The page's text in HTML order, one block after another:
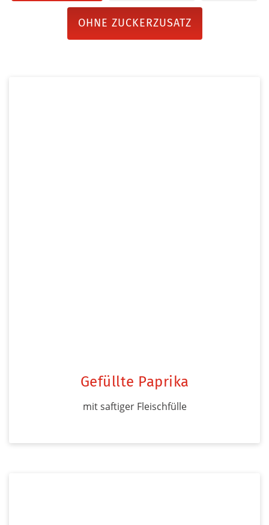
OHNE ZUCKERZUSATZ
Gefüllte Paprika
mit saftiger Fleischfülle